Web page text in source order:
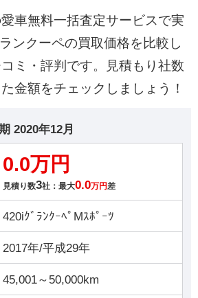
車無料一括査定サービスで実
ンクーペの買取価格を比較し
ミ・評判です。見積もり社数
金額をチェックしましょう！
2020年12月
0.0万円
見積り数3社：最大0.0万円差
420iｸﾞﾗﾝｸｰﾍﾟMｽﾎﾟｰﾂ
2017年/平成29年
45,001～50,000km